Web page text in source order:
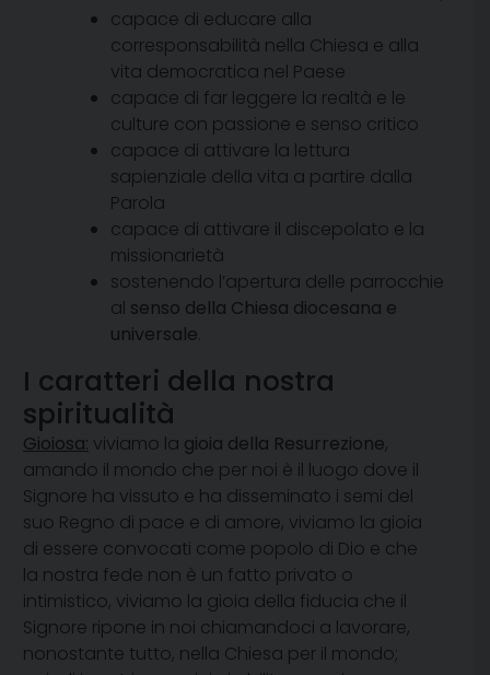
capace di educare alla
corresponsabilità nella Chiesa e alla
vita democratica nel Paese
capace di far leggere la realtà e le
culture con passione e senso critico
capace di attivare la lettura
sapienziale della vita a partire dalla
Parola
capace di attivare il discepolato e la
missionarietà
sostenendo l’apertura delle parrocchie
al senso della Chiesa diocesana e
universale.
I caratteri della nostra
spiritualità
Gioiosa: viviamo la gioia della Resurrezione,
amando il mondo che per noi è il luogo dove il
Signore ha vissuto e ha disseminato i semi del
suo Regno di pace e di amore, viviamo la gioia
di essere convocati come popolo di Dio e che
la nostra fede non è un fatto privato o
intimistico, viviamo la gioia della fiducia che il
Signore ripone in noi chiamandoci a lavorare,
nonostante tutto, nella Chiesa per il mondo;